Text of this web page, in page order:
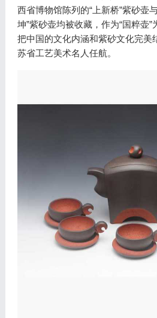
西省博物馆陈列的“上新桥”紫砂壶
坤”紫砂壶均被收藏，作为“国粹壶
把中国的文化内涵和紫砂文化完美
苏省工艺美术名人任航。